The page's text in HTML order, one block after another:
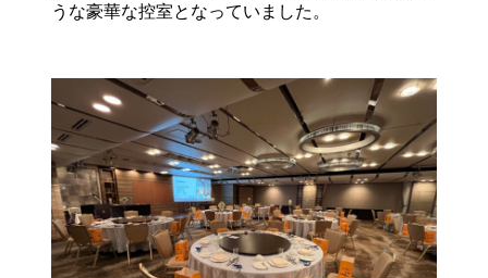
うな豪華な控室となっていました。